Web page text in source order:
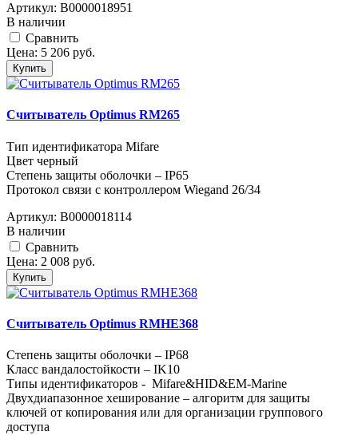
Артикул: В0000018951
В наличии
Cравнить
Цена: 5 206 руб.
Купить
Считыватель Optimus RM265
Тип идентификатора Mifare
Цвет черный
Степень защиты оболочки – IP65
Протокол связи с контроллером Wiegand 26/34
Артикул: В0000018114
В наличии
Cравнить
Цена: 2 008 руб.
Купить
Считыватель Optimus RMHE368
Степень защиты оболочки – IP68
Класс вандалостойкости – IK10
Типы идентификаторов - Mifare&HID&EM-Marine
Двухдиапазонное хеширование – алгоритм для защиты
ключей от копирования или для организации группового
доступа